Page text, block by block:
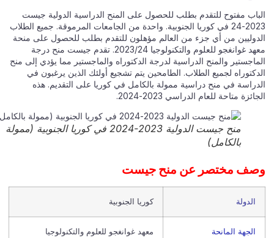
مفتوح للتقدم بطلب للحصول على المنح الدراسية الدولية جيست
2023-24 في كوريا الجنوبية. واحدة من الجامعات المرموقة. جميع الطلاب
من أي جزء من العالم مؤهلون للتقدم بطلب للحصول على منحة
معهد غوانغجو للعلوم والتكنولوجيا 2023/24. تقدم جيست منح درجة
والمنح الدراسية لدرجة الدكتوراه والماجستير مما يؤدي إلى منح
لجميع الطلاب. الطامحين يتم تشجيع أولئك الذين يرغبون في
في منح دراسية ممولة بالكامل في كوريا على التقديم. هذه
متاحة للعام الدراسي 2023-2024.
منح جيست الدولية 2023-2024 في كوريا الجنوبية (ممولة
بالكامل)
مختصر عن منح جيست
الدولة كوريا الجنوبية
الجهة المانحة معهد غوانغجو للعلوم والتكنولوجيا